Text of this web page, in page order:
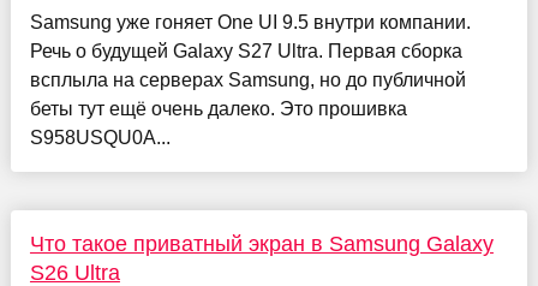
Samsung уже гоняет One UI 9.5 внутри компании.
Речь о будущей Galaxy S27 Ultra. Первая сборка
всплыла на серверах Samsung, но до публичной
беты тут ещё очень далеко. Это прошивка
S958USQU0A...
Что такое приватный экран в Samsung Galaxy
S26 Ultra